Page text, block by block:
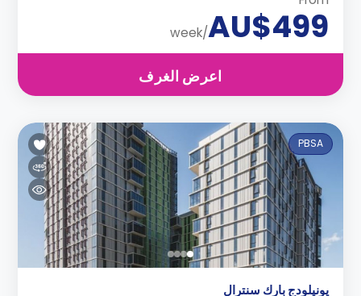
AU$499
/week
اعرض الغرف
PBSA
يونيلودج بارك سنترال